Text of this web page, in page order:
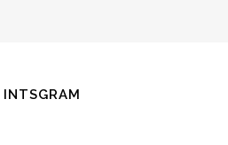
INTSGRAM